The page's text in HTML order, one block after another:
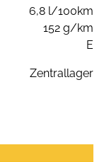
6,8 l/100km
152 g/km
E
Zentrallager